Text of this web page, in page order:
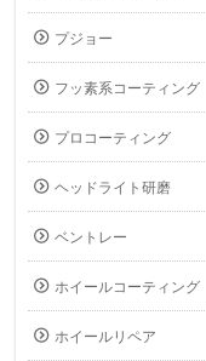
プジョー
フッ素系コーティング
プロコーティング
ヘッドライト研磨
ベントレー
ホイールコーティング
ホイールリペア